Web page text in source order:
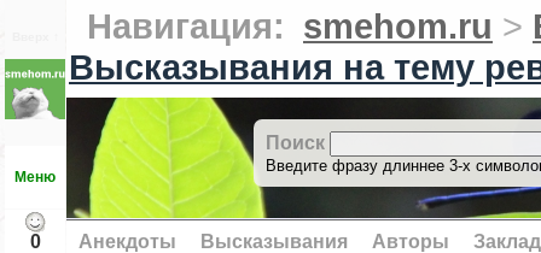
Меню
0
Навигация: smehom.ru >
Высказывания на тему
Поиск
Введите фразу длиннее 3-х
Анекдоты Высказывания Авторы